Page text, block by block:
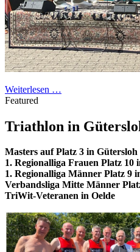
Weiterlesen …
Featured
Triathlon in
Masters auf Platz 3 in Gütersloh
1. Regionalliga Frauen Platz 10
1. Regionalliga Männer Platz 9
Verbandsliga Mitte Männer
TriWit-Veteranen in Oelde